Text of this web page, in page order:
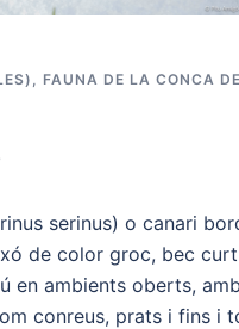
FAUNA DE LA CONCA DE
serinus) o canari
de color groc, bec
en ambients oberts, amb
conreus, prats i fins i